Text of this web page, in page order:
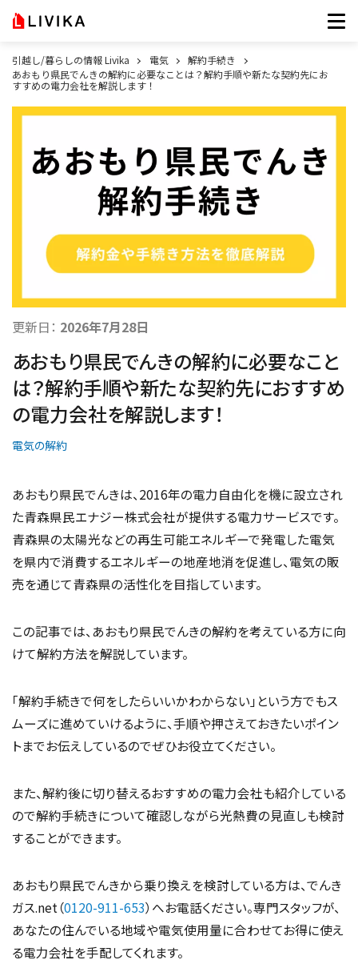
引越し/暮らしの情報 Livika 電気
解約手続き
あおもり県民でんきの解約に必要なことは？解約手順や新たな契約先にお
すすめの電力会社を解説します！
更新日： 2026年7月28日
あおもり県民でんきの解約に必要なこと
は？解約手順や新たな契約先におすすめ
の電力会社を解説します！
電気の解約
あおもり県民でんきは、2016年の電力自由化を機に設立され
た青森県民エナジー株式会社が提供する電力サービスです。
青森県の太陽光などの再生可能エネルギーで発電した電気
を県内で消費するエネルギーの地産地消を促進し、電気の販
売を通じて青森県の活性化を目指しています。
この記事では、あおもり県民でんきの解約を考えている方に向
けて解約方法を解説しています。
「解約手続きで何をしたらいいかわからない」という方でもス
ムーズに進めていけるように、手順や押さえておきたいポイン
トまでお伝えしているのでぜひお役立てください。
また、解約後に切り替えるおすすめの電力会社も紹介している
ので解約手続きについて確認しながら光熱費の見直しも検討
することができます。
あおもり県民でんきから乗り換えを検討している方は、でんき
ガス.net（0120-911-653）へお電話ください。専門スタッフが、
あなたの住んでいる地域や電気使用量に合わせてお得に使え
る電力会社を手配してくれます。